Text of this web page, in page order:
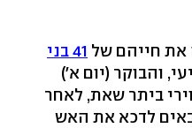
חייהם של
41 בני
והבוקר (יום א')
ביתר שאת, לאחר
לדכא את האש